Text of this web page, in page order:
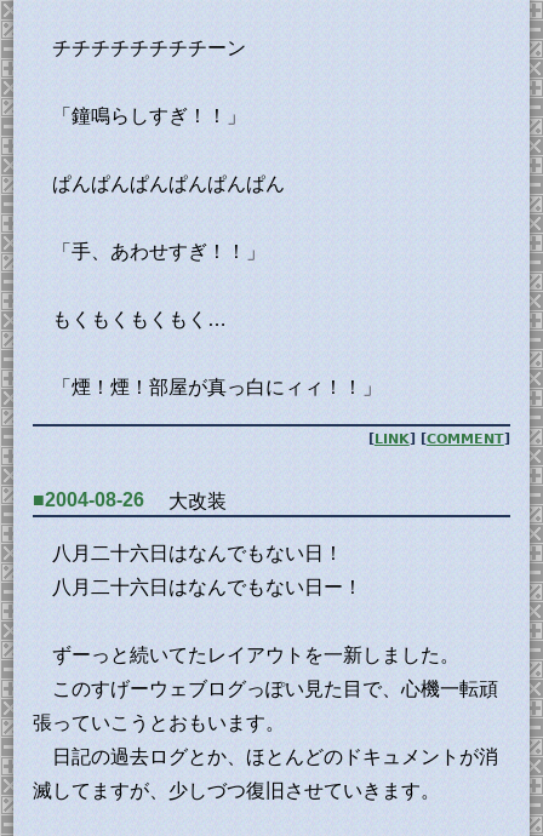
チチチチチチチチーン
「鐘鳴らしすぎ！！」
ぱんぱんぱんぱんぱんぱん
「手、あわせすぎ！！」
もくもくもくもく…
「煙！煙！部屋が真っ白にィィ！！」
[LINK] [COMMENT]
■2004-08-26 大改装
八月二十六日はなんでもない日！
八月二十六日はなんでもない日ー！
ずーっと続いてたレイアウトを一新しました。
このすげーウェブログっぽい見た目で、心機一転頑
張っていこうとおもいます。
日記の過去ログとか、ほとんどのドキュメントが消
滅してますが、少しづつ復旧させていきます。